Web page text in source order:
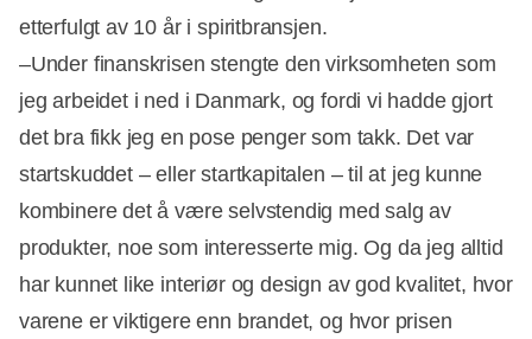
etterfulgt av 10 år i spiritbransjen.
–Under finanskrisen stengte den virksomheten som
jeg arbeidet i ned i Danmark, og fordi vi hadde gjort
det bra fikk jeg en pose penger som takk. Det var
startskuddet – eller startkapitalen – til at jeg kunne
kombinere det å være selvstendig med salg av
produkter, noe som interesserte mig. Og da jeg alltid
har kunnet like interiør og design av god kvalitet, hvor
varene er viktigere enn brandet, og hvor prisen